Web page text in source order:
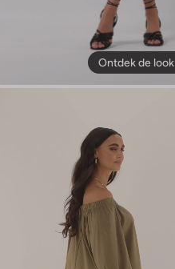
Ontdek de look